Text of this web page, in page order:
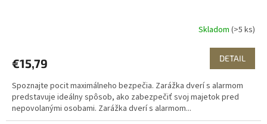
Skladom (>5 ks)
€15,79 DETAIL
Spoznajte pocit maximálneho bezpečia. Zarážka dverí s alarmom
predstavuje ideálny spôsob, ako zabezpečiť svoj majetok pred
nepovolanými osobami. Zarážka dverí s alarmom...